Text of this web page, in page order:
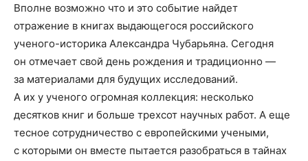
Вполне возможно что и это событие найдет
отражение в книгах выдающегося российского
ученого-историка Александра Чубарьяна. Сегодня
он отмечает свой день рождения и традиционно —
за материалами для будущих исследований.
А их у ученого огромная коллекция: несколько
десятков книг и больше трехсот научных работ. А еще
тесное сотрудничество с европейскими учеными,
с которыми он вместе пытается разобраться в тайнах